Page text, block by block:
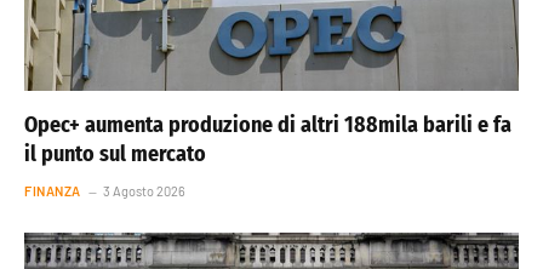
Opec+ aumenta produzione di altri 188mila barili e fa
il punto sul mercato
FINANZA 3 Agosto 2026